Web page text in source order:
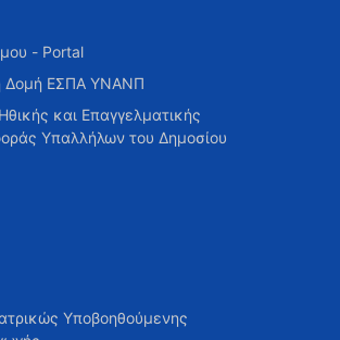
- Portal
Δομή ΕΣΠΑ ΥΝΑΝΠ
και Επαγγελματικής
Υπαλλήλων του Δημοσίου
Υποβοηθούμενης